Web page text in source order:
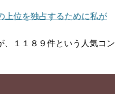
上位を独占するために私が
、１１８９件という人気コン